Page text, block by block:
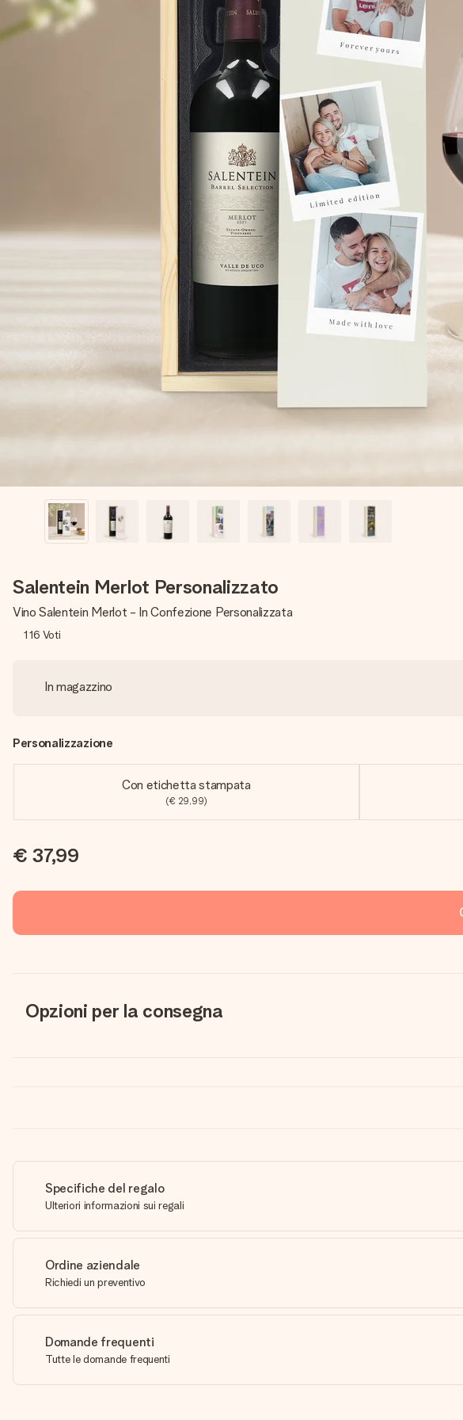
Salentein Merlot Personalizzato
Vino Salentein Merlot - In Confezione Personalizzata
116 Voti
In magazzino
Personalizzazione
Con etichetta stampata
(€ 29,99)
€ 37,99
Opzioni per la consegna
Specifiche del regalo
Ulteriori informazioni sui regali
Ordine aziendale
Richiedi un preventivo
Domande frequenti
Tutte le domande frequenti